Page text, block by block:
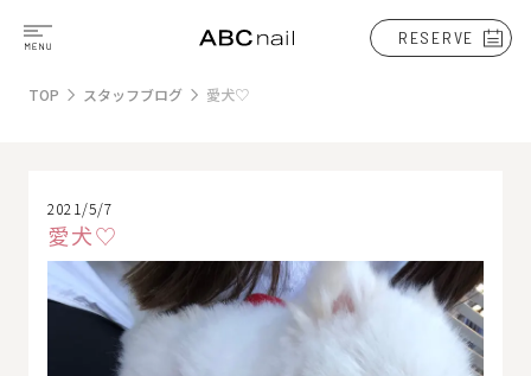
RESERVE
TOP スタッフブログ 愛犬♡
2021/5/7
愛犬♡